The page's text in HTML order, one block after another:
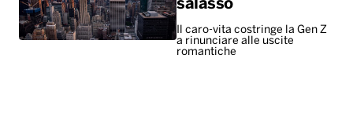
salasso
Il caro-vita costringe la Gen Z
a rinunciare alle uscite
romantiche